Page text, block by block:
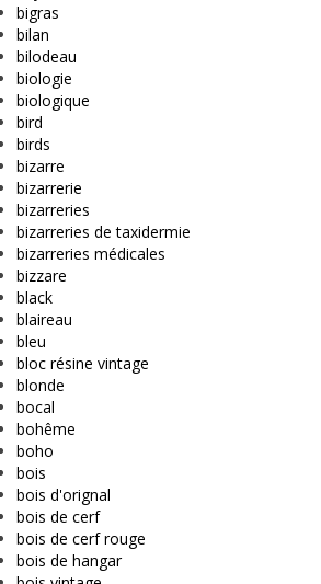
bigras
bilan
bilodeau
biologie
biologique
bird
birds
bizarre
bizarrerie
bizarreries
bizarreries de taxidermie
bizarreries médicales
bizzare
black
blaireau
bleu
bloc résine vintage
blonde
bocal
bohême
boho
bois
bois d'orignal
bois de cerf
bois de cerf rouge
bois de hangar